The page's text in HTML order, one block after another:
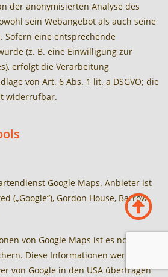
der anonymisierten Analyse des
sein Webangebot als auch seine
Sofern eine entsprechende
(z. B. eine Einwilligung zur
erfolgt die Verarbeitung
von Art. 6 Abs. 1 lit. a DSGVO; die
widerrufbar.
Google Maps. Anbieter ist
(„Google“), Gordon House, Barrow
von Google Maps ist es notwendig,
Diese Informationen werden in
von Google in den USA übertragen